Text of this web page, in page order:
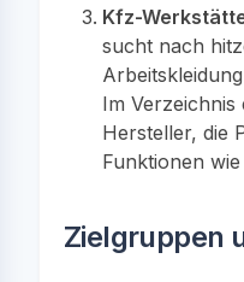
Kfz-
sucht nach
Im
Hersteller, die
Funktionen
Zielgruppen